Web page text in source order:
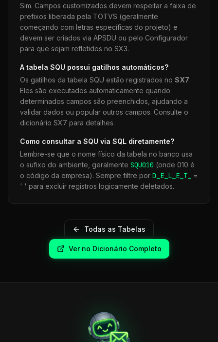
Sim. Campos customizados devem respeitar a faixa de
prefixos liberada pela TOTVS (geralmente
começando com letras específicas do projeto) e
devem ser criados via APSDU ou pelo Configurador
para que sejam refletidos no SX3.
A tabela SQU possui gatilhos automáticos?
Os gatilhos da tabela SQU estão registrados no SX7.
Eles são executados automaticamente quando
determinados campos são preenchidos, ajudando a
validar dados ou popular outros campos. Consulte o
dicionário SX7 para detalhes.
Como consultar a SQU via SQL diretamente?
Lembre-se que o nome físico da tabela no banco usa
o sufixo do ambiente, geralmente SQU010 (onde 010 é
o código da empresa). Sempre filtre por D_E_L_E_T_
=
' ' para excluir registros logicamente deletados.
Todas as Tabelas
Ver no Dicionário Completo